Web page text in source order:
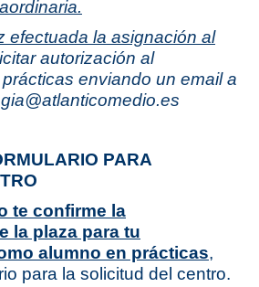
efectuada la asignación al
autorización al
enviando un email a
PARA
te confirme la
la plaza para tu
alumno en prácticas,
para la solicitud del centro.